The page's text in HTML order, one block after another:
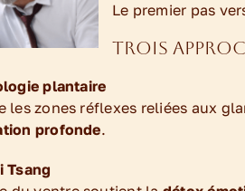
Le premier pas
Trois
plantaire
les zones réflexes reliées aux
profonde.
Tsang